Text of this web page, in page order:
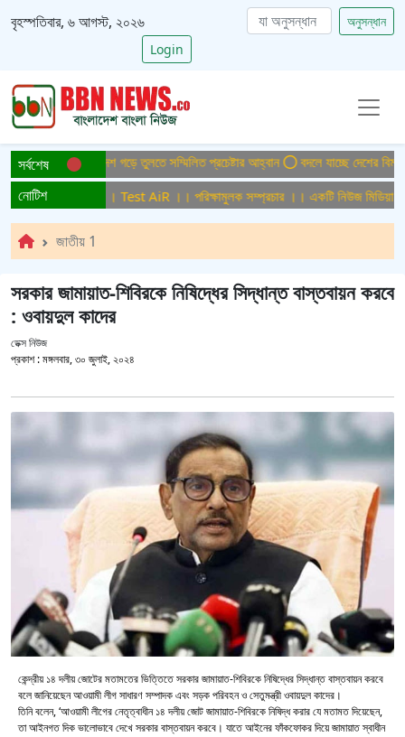
বৃহস্পতিবার, ৬ আগস্ট, ২০২৬
অনুসন্ধান
Login
সর্বশেষবাংলাদেশ গড়ে তুলতে সম্মিলিত প্রচেষ্টার আহ্বান বদলে যাচ্ছে দেশের বিমান ও
নোটিশসম্প্রচার ।। Test AiR ।। পরিক্ষামুলক সম্প্রচার ।। একটি নিউজ মিডিয়া
জাতীয় 1
সরকার জামায়াত-শিবিরকে নিষিদ্ধের সিদ্ধান্ত বাস্তবায়ন করবে
: ওবায়দুল কাদের
ডেক্স নিউজ
প্রকাশ :মঙ্গলবার, ৩০ জুলাই, ২০২৪
কেন্দ্রীয় ১৪ দলীয় জোটের মতামতের ভিত্তিতে সরকার জামায়াত-শিবিরকে নিষিদ্ধের সিদ্ধান্ত বাস্তবায়ন করবে
বলে জানিয়েছেন আওয়ামী লীগ সাধারণ সম্পাদক এবং সড়ক পরিবহন ও সেতুমন্ত্রী ওবায়দুল কাদের।
তিনি বলেন, ‘আওয়ামী লীগের নেতৃত্বাধীন ১৪ দলীয় জোট জামায়াত-শিবিরকে নিষিদ্ধ করার যে মতামত দিয়েছেন,
তা আইনগত দিক ভালোভাবে দেখে সরকার বাস্তবায়ন করবে। যাতে আইনের ফাঁকফোকর দিয়ে জামায়াত স্বাধীন